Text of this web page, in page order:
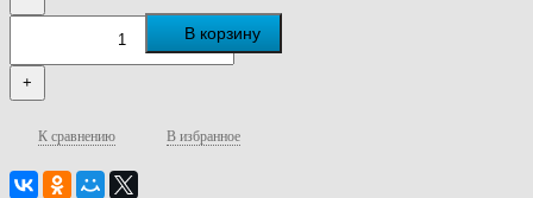
+
В корзину
К сравнению В избранное